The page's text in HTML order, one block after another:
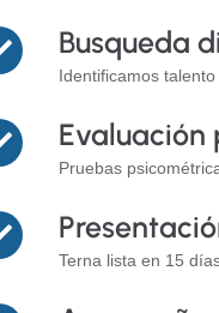
Busqueda
Identificamos
Evaluación
Pruebas
Terna lista en 15